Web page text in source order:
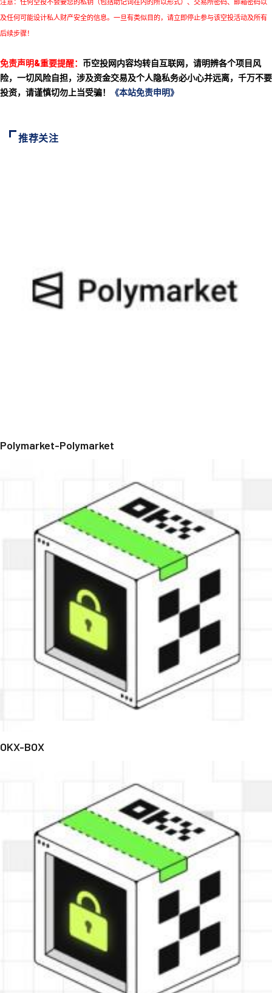
注意：任何空投不会要您的私钥（包括助记词在内的所以形式）、交易所密码、邮箱密码以
及任何可能设计私人财产安全的信息。一旦有类似目的，请立即停止参与该空投活动及所有
后续步骤！
免责声明&重要提醒： 币空投网内容均转自互联网，请明辨各个项目风
险，一切风险自担，涉及资金交易及个人隐私务必小心并远离，千万不要
投资，请谨慎切勿上当受骗！
《本站免责申明》
推荐关注
Polymarket-Polymarket
OKX-BOX